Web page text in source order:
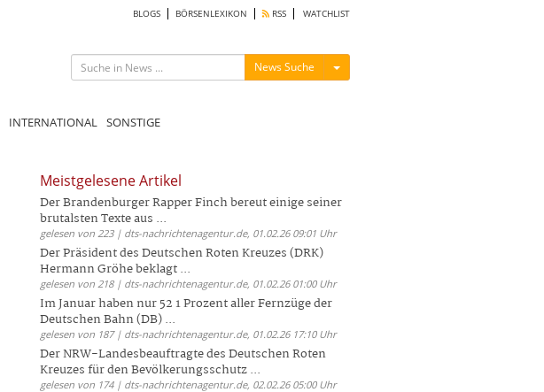
BLOGS BÖRSENLEXIKON RSS WATCHLIST
News Suche Menü ein-/ausblenden
INTERNATIONAL SONSTIGE
Meistgelesene Artikel
Der Brandenburger Rapper Finch bereut einige seiner
brutalsten Texte aus ...
gelesen von 223 | dts-nachrichtenagentur.de, 01.02.26 09:01 Uhr
Der Präsident des Deutschen Roten Kreuzes (DRK)
Hermann Gröhe beklagt ...
gelesen von 218 | dts-nachrichtenagentur.de, 01.02.26 01:00 Uhr
Im Januar haben nur 52 1 Prozent aller Fernzüge der
Deutschen Bahn (DB) ...
gelesen von 187 | dts-nachrichtenagentur.de, 01.02.26 17:10 Uhr
Der NRW-Landesbeauftragte des Deutschen Roten
Kreuzes für den Bevölkerungsschutz ...
gelesen von 174 | dts-nachrichtenagentur.de, 02.02.26 05:00 Uhr